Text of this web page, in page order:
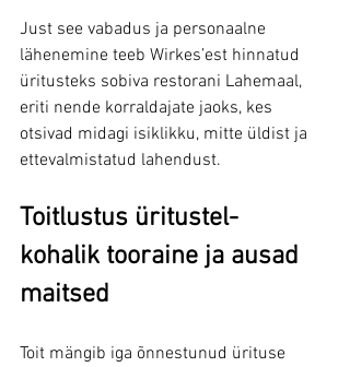
Just see vabadus ja personaalne
lähenemine teeb Wirkes’est hinnatud
üritusteks sobiva restorani Lahemaal,
eriti nende korraldajate jaoks, kes
otsivad midagi isiklikku, mitte üldist ja
ettevalmistatud lahendust.
Toitlustus üritustel-
kohalik tooraine ja ausad
maitsed
Toit mängib iga õnnestunud ürituse